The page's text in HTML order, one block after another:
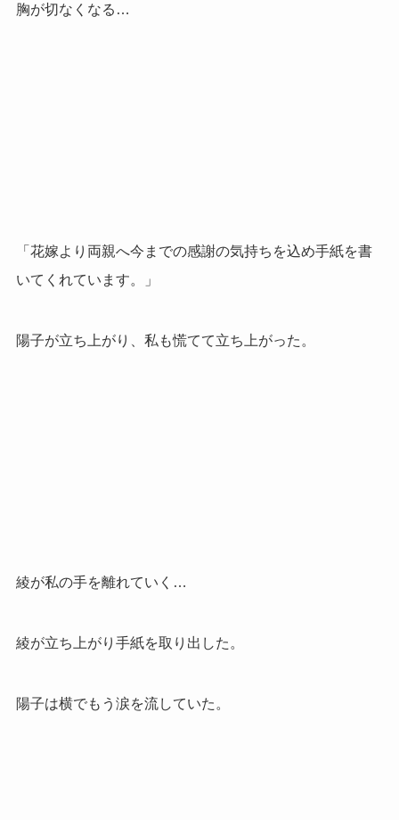
胸が切なくなる…
「花嫁より両親へ今までの感謝の気持ちを込め手紙を書
いてくれています。」
陽子が立ち上がり、私も慌てて立ち上がった。
綾が私の手を離れていく…
綾が立ち上がり手紙を取り出した。
陽子は横でもう涙を流していた。